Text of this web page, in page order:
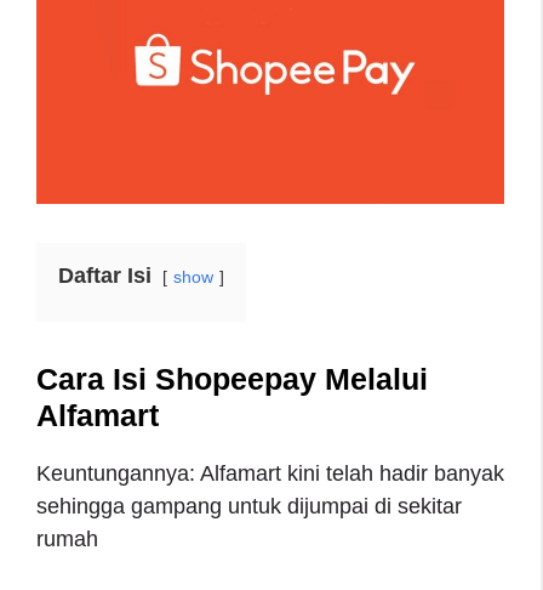
Daftar Isi show
Cara Isi Shopeepay Melalui
Alfamart
Keuntungannya: Alfamart kini telah hadir banyak
sehingga gampang untuk dijumpai di sekitar
rumah